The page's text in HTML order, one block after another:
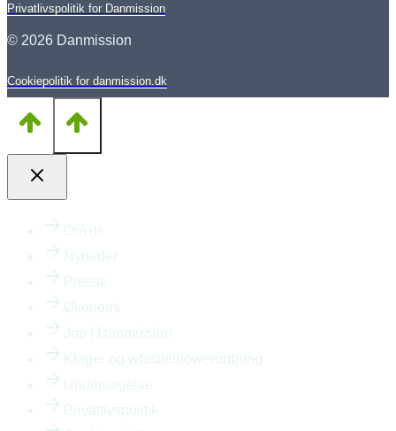
Privatlivspolitik for Danmission
© 2026 Danmission
Cookiepolitik for danmission.dk